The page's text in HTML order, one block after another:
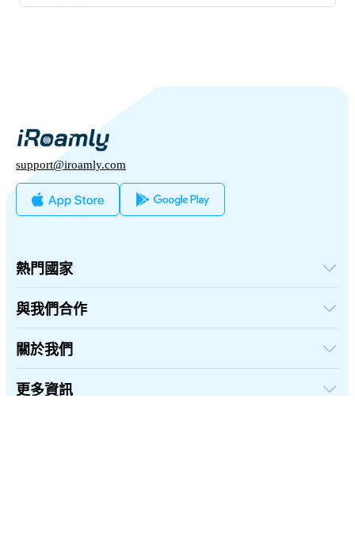
support@iroamly.com
熱門國家
美國
英國
土耳其
泰國
日本
義大利
印度
與我們合作
批發平台
推薦及賺取
聯盟計劃
關於我們
關於iRoamly
聯絡我們
更多資訊